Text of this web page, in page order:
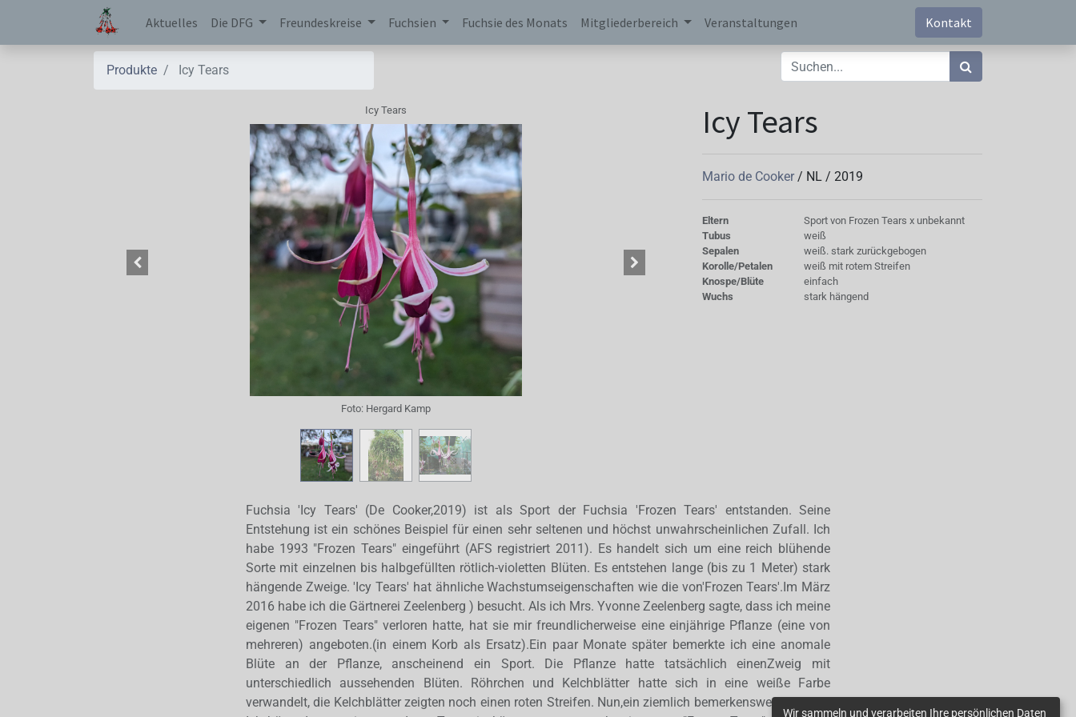
Aktuelles Die DFG Freundeskreise Fuchsien Fuchsie des Monats Mitgliederbereich Veranstaltungen Kontakt
Produkte Icy Tears
Icy Tears
Foto: Hergard Kamp
Icy Tears
Mario de Cooker / NL / 2019
Eltern
Sport von Frozen Tears x unbekannt
Tubus
weiß
Sepalen
weiß. stark zurückgebogen
Korolle/Petalen
weiß mit rotem Streifen
Knospe/Blüte
einfach
Wuchs
stark hängend
Fuchsia 'Icy Tears' (De Cooker,2019) ist als Sport der Fuchsia 'Frozen Tears' entstanden. Seine
Entstehung ist ein schönes Beispiel für einen sehr seltenen und höchst unwahrscheinlichen Zufall. Ich
habe 1993 "Frozen Tears" eingeführt (AFS registriert 2011). Es handelt sich um eine reich blühende
Sorte mit einzelnen bis halbgefüllten rötlich-violetten Blüten. Es entstehen lange (bis zu 1 Meter) stark
hängende Zweige. 'Icy Tears' hat ähnliche Wachstumseigenschaften wie die von'Frozen Tears'.Im März
2016 habe ich die Gärtnerei Zeelenberg ) besucht. Als ich Mrs. Yvonne Zeelenberg sagte, dass ich meine
eigenen "Frozen Tears" verloren hatte, hat sie mir freundlicherweise eine einjährige Pflanze (eine von
mehreren) angeboten.(in einem Korb als Ersatz).Ein paar Monate später bemerkte ich eine anomale
Blüte an der Pflanze, anscheinend ein Sport. Die Pflanze hatte tatsächlich einenZweig mit
unterschiedlich aussehenden Blüten. Röhrchen und Kelchblätter hatte sich in eine weiße Farbe
verwandelt, die Kelchblätter zeigten noch einen roten Streifen. Nun,ein ziemlich bemerkenswerter Zufall.
Wir sammeln und verarbeiten Ihre persönlichen Daten